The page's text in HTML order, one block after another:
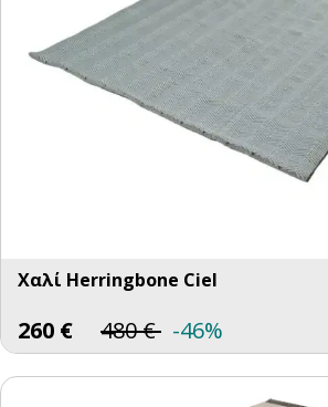
Χαλί Herringbone Ciel
260 € 480€ -46%